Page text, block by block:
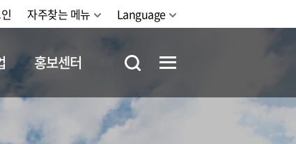
자주찾는 메뉴 Language
홍보센터